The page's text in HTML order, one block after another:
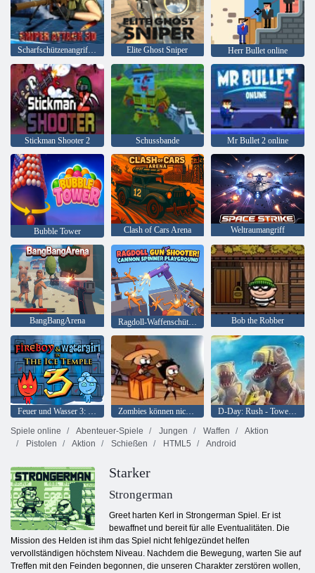
Scharfschützenangriff 3D Elite Ghost Sniper Herr Bullet online
Stickman Shooter 2 Schussbande Mr Bullet 2 online
Bubble Tower Clash of Cars Arena Weltraumangriff
BangBangArena Ragdoll-Waffenschütze! Kanonenspinnen-Spielplatz Bob the Robber
Feuer und Wasser 3: Der Eistempel Zombies können nicht springen
D-Day: Rush - Tower Defense
Spiele online
Abenteuer-Spiele Jungen Waffen
Aktion
Pistolen
Aktion Schießen HTML5 Android
Starker
Strongerman
Greet harten Kerl in Strongerman Spiel. Er ist
bewaffnet und bereit für alle Eventualitäten. Die
Mission des Helden ist ihm das Spiel nicht fehlgezündet helfen
vervollständigen höchstem Niveau. Nachdem die Bewegung, warten Sie auf
Treffen mit den Feinden begonnen, die unseren Charakter zerstören wollen,